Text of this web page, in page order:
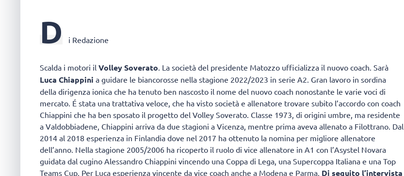
D i Redazione
Scalda i motori il Volley Soverato. La società del presidente Matozzo ufficializza il nuovo coach. Sarà
Luca Chiappini a guidare le biancorosse nella stagione 2022/2023 in serie A2. Gran lavoro in sordina
della dirigenza ionica che ha tenuto ben nascosto il nome del nuovo coach nonostante le varie voci di
mercato. É stata una trattativa veloce, che ha visto società e allenatore trovare subito l’accordo con coach
Chiappini che ha ben sposato il progetto del Volley Soverato. Classe 1973, di origini umbre, ma residente
a Valdobbiadene, Chiappini arriva da due stagioni a Vicenza, mentre prima aveva allenato a Filottrano. Dal
2014 al 2018 esperienza in Finlandia dove nel 2017 ha ottenuto la nomina per migliore allenatore
dell’anno. Nella stagione 2005/2006 ha ricoperto il ruolo di vice allenatore in A1 con l’Asystel Novara
guidata dal cugino Alessandro Chiappini vincendo una Coppa di Lega, una Supercoppa Italiana e una Top
Teams Cup. Per Luca esperienza vincente da vice coach anche a Modena e Parma. Di seguito l’intervista